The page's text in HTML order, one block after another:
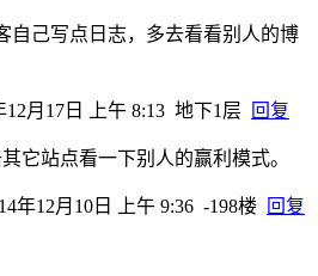
自己写点日志，多去看看别人的博
12月17日 上午 8:13 地下1层 回复
它站点看一下别人的赢利模式。
年12月10日 上午 9:36 -198楼 回复